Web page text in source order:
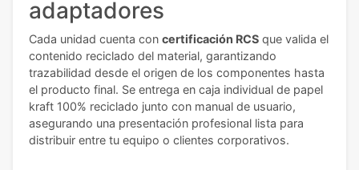
adaptadores
Cada unidad cuenta con certificación RCS que valida el
contenido reciclado del material, garantizando
trazabilidad desde el origen de los componentes hasta
el producto final. Se entrega en caja individual de papel
kraft 100% reciclado junto con manual de usuario,
asegurando una presentación profesional lista para
distribuir entre tu equipo o clientes corporativos.